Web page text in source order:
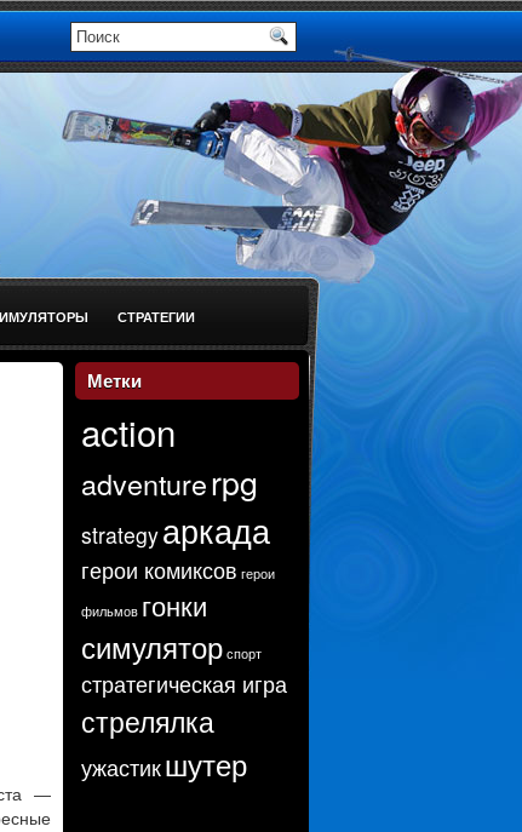
СТРАТЕГИИ
—
Метки
action
adventurerpg
strategyаркада
герои комиксов герои
фильмов гонки
симулятор спорт
стратегическая игра
стрелялка
ужастикшутер